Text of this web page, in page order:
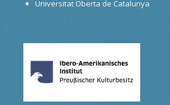
Universitat Oberta de Catalunya